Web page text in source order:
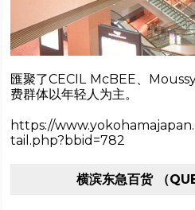
匯聚了CECIL McBEE、
费群体以年轻人为主。
https://
tail.php?bbid=782
横滨东急百货 （